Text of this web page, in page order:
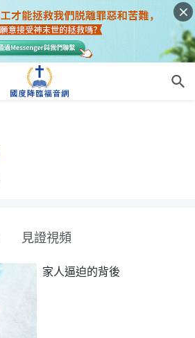
見證視頻
家人逼迫的背後